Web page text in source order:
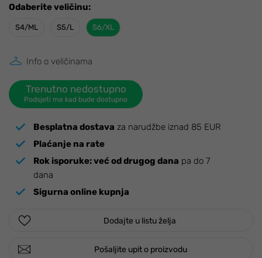
Odaberite veličinu:
S4/ML S5/L S6/XL
Info o veličinama
Trenutno nedostupno
Podsjeti me kad bude dostupno
Besplatna dostava za narudžbe iznad 85 EUR
Plaćanje na rate
Rok isporuke:već od drugog dana pa do 7
dana
Sigurna online kupnja
Dodajte u listu želja
Pošaljite upit o proizvodu